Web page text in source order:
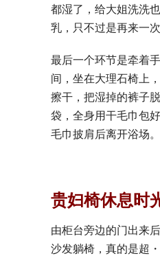
都湿了，给大姐洗洗
乳，只不过是再来一
最后一个环节是牵着
间，坐在大理石椅上
擦干，把湿掉的裤子
袋，全身用干毛巾包
毛巾披肩后离开浴场。
贵妇椅休息时
由柜台旁边的门出来
沙发躺椅，真的是超